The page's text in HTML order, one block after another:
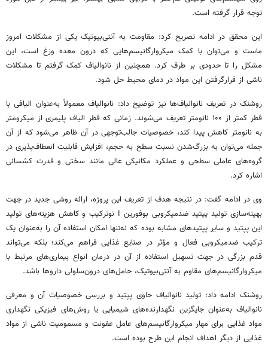
توجه قرار گرفته است.
این محقق در ادامه تصریح کرد: مقاومت به آنتی‌بیوتیک یکی از مشکلات امروز
ماست و می‌توان با کمک میکروارگانیسم‌هایی که درون معده وزغ است، این
مشکل را تا حدودی بر طرف کرد. همچنین از نانوالیاف کمک گرفتم تا مشکلات
ناشی از قرارگرفتن این مواد در دمای محیط حل شود.
روشنک در تعریف نانوالیاف‌ها نیز توضیح داد: نانوالیاف معمولاً به‌عنوان الیافی با
قطر کمتر از ۱۰۰ نانومتر تعریف می‌شوند. زمانی که قطر الیاف پلیمری از میکرومتر
به نانومتر کاهش پیدا کند، خصوصیات جالب‌توجهی در آن ظاهر می‌شود که از آن
جمله می‌توان به بزرگ‌شدن نسبت سطح به حجم، افزایش قابلیت انعطاف‌پذیری در
گروه‌های عاملی سطحی و عملکرد مکانیکی عالی مانند سختی و قدرت کشسانی
اشاره کرد.
وی در ادامه گفت: در نتیجه هدف از تعریف این پروژه، ارائه روشی جدید در جهت
بهینه‌سازی تولید پپتید ضدمیکروبی بوفورین I نوترکیب و کاهش هزینه‌های تولید
این پپتید و سایر پپتیدهای مشابه بوده که نه‌تنها امکان استفاده آن را به‌عنوان یک
ترکیب ضدمیکروبی فعال و مؤثر در صنایع غذایی فراهم می‌کند؛ بلکه می‌تواند
قدم بزرگی در جهت تسهیل استفاده از آن در درمان انواع بیماری‌های مرتبط با
میکروارگانیسم‌های مقاوم به آنتی‌بیوتیک، حامل‌های درون‌سلولی داروها باشد.
روشنک ادامه داد: تولید نانوالیاف حاوی پپتید و بررسی خصوصیات آن و معرفی
نانوالیاف به‌عنوان جایگزین نگهدارنده‌های شیمیایی یا روش‌های فیزیکی نگهداری
مواد غذایی برای مهار میکروارگانیسم‌های عامل عفونت و مسمومیت ناشی از مواد
غذایی از دیگر اهداف انجام این طرح بوده است.